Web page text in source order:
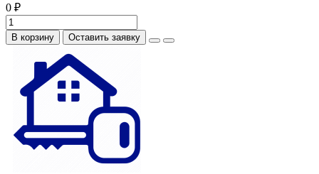
0 ₽
В корзину Оставить заявку